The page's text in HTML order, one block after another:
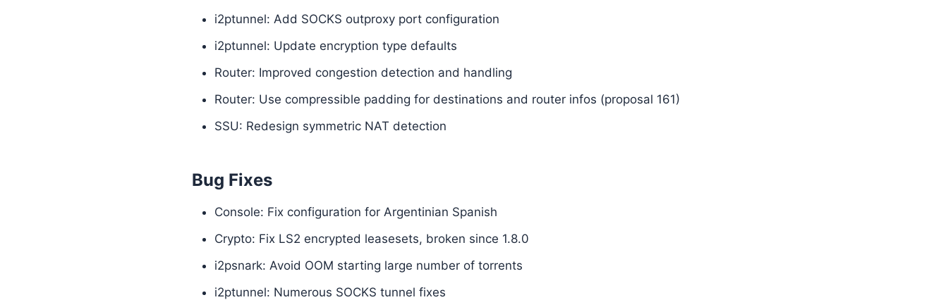
i2ptunnel: Add SOCKS outproxy port configuration
i2ptunnel: Update encryption type defaults
Router: Improved congestion detection and handling
Router: Use compressible padding for destinations and router infos (proposal 161)
SSU: Redesign symmetric NAT detection
Bug Fixes
Console: Fix configuration for Argentinian Spanish
Crypto: Fix LS2 encrypted leasesets, broken since 1.8.0
i2psnark: Avoid OOM starting large number of torrents
i2ptunnel: Numerous SOCKS tunnel fixes